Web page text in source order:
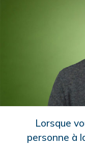
Lorsque
personne à